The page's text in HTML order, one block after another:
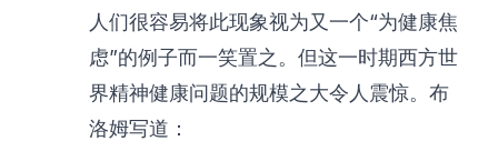
人们很容易将此现象视为又一个“为健康焦
虑”的例子而一笑置之。但这一时期西方世
界精神健康问题的规模之大令人震惊。布
洛姆写道：